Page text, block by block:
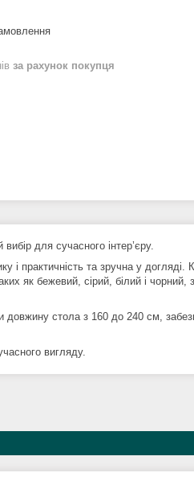
за рахунок покупця
для сучасного інтер’єру.
і практичність та зручна у догляді.
як бежевий, сірий, білий і чорний,
довжину стола з 160 до 240 см,
вигляду.